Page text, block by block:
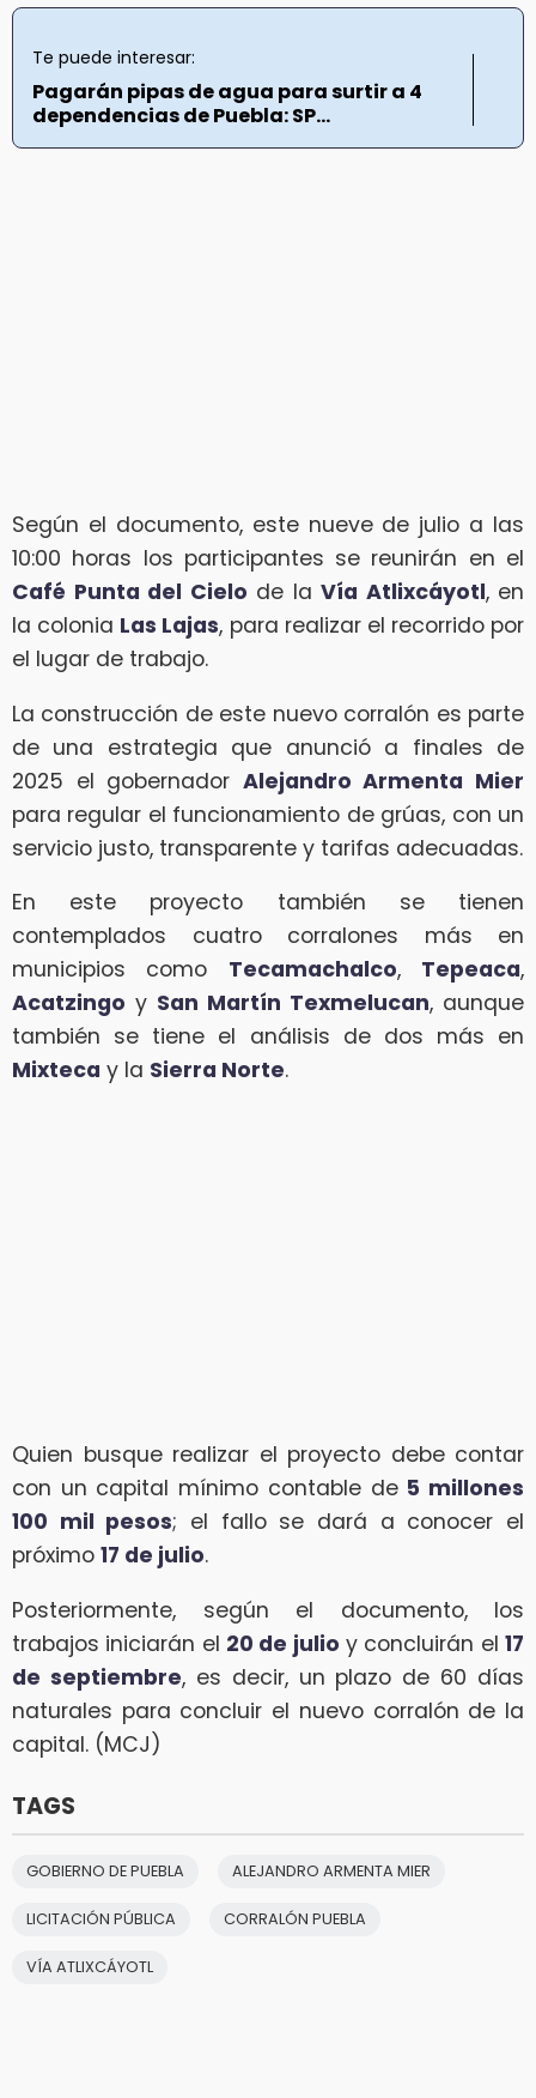
Te puede interesar:
Pagarán pipas de agua para surtir a 4
dependencias de Puebla: SP...
Según el documento, este nueve de julio a las
10:00 horas los participantes se reunirán en el
Café Punta del Cielo de la Vía Atlixcáyotl, en
la colonia Las Lajas, para realizar el recorrido por
el lugar de trabajo.
La construcción de este nuevo corralón es parte
de una estrategia que anunció a finales de
2025 el gobernador Alejandro Armenta Mier
para regular el funcionamiento de grúas, con un
servicio justo, transparente y tarifas adecuadas.
En este proyecto también se tienen
contemplados cuatro corralones más en
municipios como Tecamachalco, Tepeaca,
Acatzingo y San Martín Texmelucan, aunque
también se tiene el análisis de dos más en
Mixteca y la Sierra Norte.
Quien busque realizar el proyecto debe contar
con un capital mínimo contable de 5 millones
100 mil pesos; el fallo se dará a conocer el
próximo 17 de julio.
Posteriormente, según el documento, los
trabajos iniciarán el 20 de julio y concluirán el17
de septiembre, es decir, un plazo de 60 días
naturales para concluir el nuevo corralón de la
capital. (MCJ)
TAGS
GOBIERNO DE PUEBLA ALEJANDRO ARMENTA MIER
LICITACIÓN PÚBLICA CORRALÓN PUEBLA
VÍA ATLIXCÁYOTL